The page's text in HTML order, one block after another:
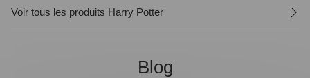
Voir tous les produits Harry Potter
Blog